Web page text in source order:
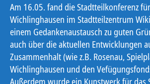
Am 16.05. fand die Stadtteilkonferenz
Wichlinghausen im Stadtteilzentrum
einem Gedankenaustausch zu guten
auch über die aktuellen Entwicklungen
Zusammenhalt (wie z.B. Rosenau,
Wichlinghausen und den
Außerdem wurde ein Kunstwerk für das